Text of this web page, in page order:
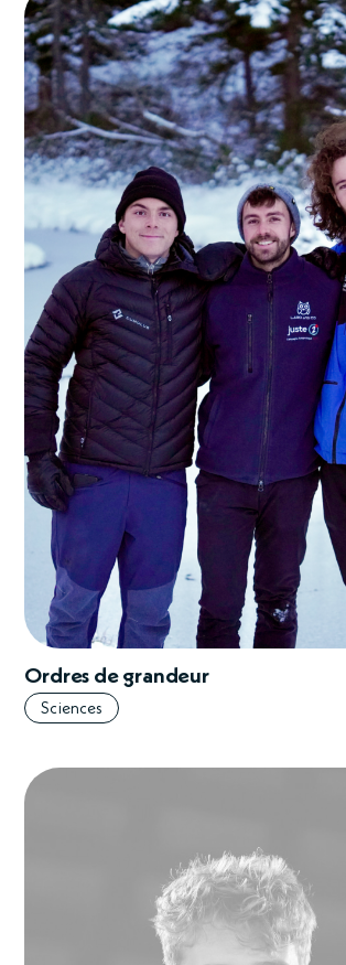
Ordres de grandeur
Sciences